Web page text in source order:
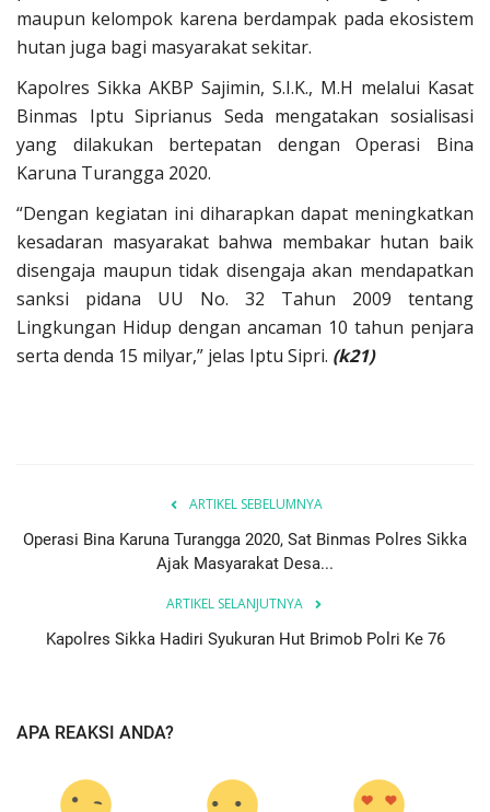
maupun kelompok karena berdampak pada ekosistem
hutan juga bagi masyarakat sekitar.
Kapolres Sikka AKBP Sajimin, S.I.K., M.H melalui Kasat
Binmas Iptu Siprianus Seda mengatakan sosialisasi
yang dilakukan bertepatan dengan Operasi Bina
Karuna Turangga 2020.
“Dengan kegiatan ini diharapkan dapat meningkatkan
kesadaran masyarakat bahwa membakar hutan baik
disengaja maupun tidak disengaja akan mendapatkan
sanksi pidana UU No. 32 Tahun 2009 tentang
Lingkungan Hidup dengan ancaman 10 tahun penjara
serta denda 15 milyar,” jelas Iptu Sipri. (k21)
ARTIKEL SEBELUMNYA
Operasi Bina Karuna Turangga 2020, Sat Binmas Polres Sikka
Ajak Masyarakat Desa...
ARTIKEL SELANJUTNYA
Kapolres Sikka Hadiri Syukuran Hut Brimob Polri Ke 76
APA REAKSI ANDA?